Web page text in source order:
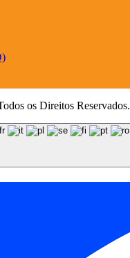
os Direitos Reservados.